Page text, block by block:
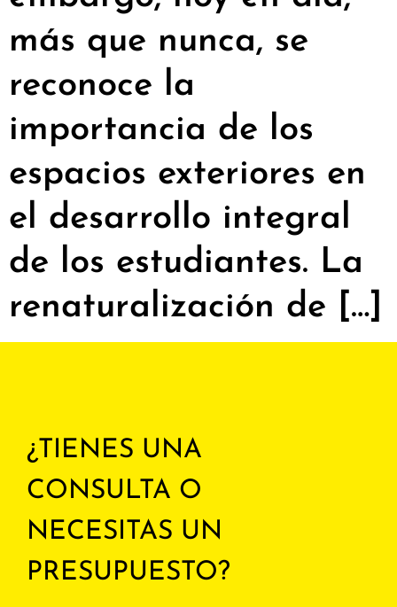
más que nunca, se
reconoce la
importancia de los
espacios exteriores en
el desarrollo integral
de los estudiantes. La
renaturalización de […]
¿TIENES UNA
CONSULTA O
NECESITAS UN
PRESUPUESTO?